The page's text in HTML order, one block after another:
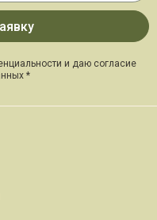
и даю согласие
*